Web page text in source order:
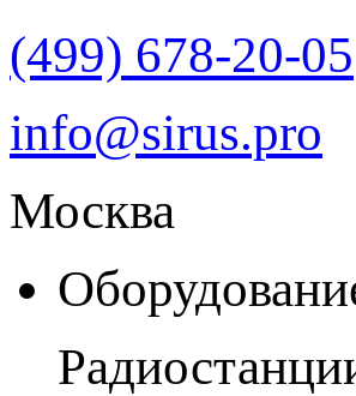
(499) 678-20-05
info@sirus.pro
Москва